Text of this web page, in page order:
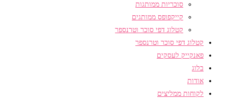
סוכריות ממותגות
קייקפופס ממותגים
קטלוג דפי סוכר וטרנספר
קטלוג דפי סוכר וטרנספר
פאנקייק לעסקים
בלוג
אודות
לקוחות ממליצים